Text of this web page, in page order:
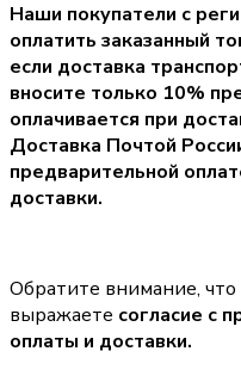
Наши покупатели с
оплатить заказанный
если доставка
вносите только 10%
оплачивается при
Доставка Почтой
предварительной
доставки.
Обратите внимание,
выражаете согласие с
оплаты и доставки.